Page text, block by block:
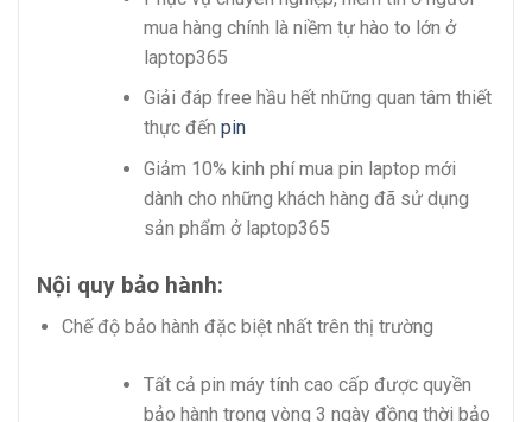
mua hàng chính là niềm tự hào to lớn ở
laptop365
Giải đáp free hầu hết những quan tâm thiết
thực đến pin
Giảm 10% kinh phí mua pin laptop mới
dành cho những khách hàng đã sử dụng
sản phẩm ở laptop365
Nội quy bảo hành:
Chế độ bảo hành đặc biệt nhất trên thị trường
Tất cả pin máy tính cao cấp được quyền
bảo hành trong vòng 3 ngày đồng thời bảo